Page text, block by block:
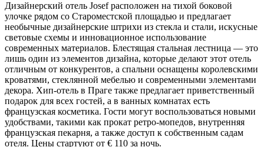
Дизайнерский отель Josef расположен на тихой боковой
улочке рядом со Староместской площадью и предлагает
необычные дизайнерские штрихи из стекла и стали, искусные
световые схемы и инновационное использование
современных материалов. Блестящая стальная лестница — это
лишь один из элементов дизайна, которые делают этот отель
отличным от конкурентов, а спальни оснащены королевскими
кроватями, стеклянной мебелью и современными элементами
декора. Хип-отель в Праге также предлагает приветственный
подарок для всех гостей, а в ванных комнатах есть
французская косметика. Гости могут воспользоваться новыми
удобствами, такими как прокат ретро-мопедов, внутренняя
французская пекарня, а также доступ к собственным садам
отеля. Цены стартуют от € 110 за ночь.